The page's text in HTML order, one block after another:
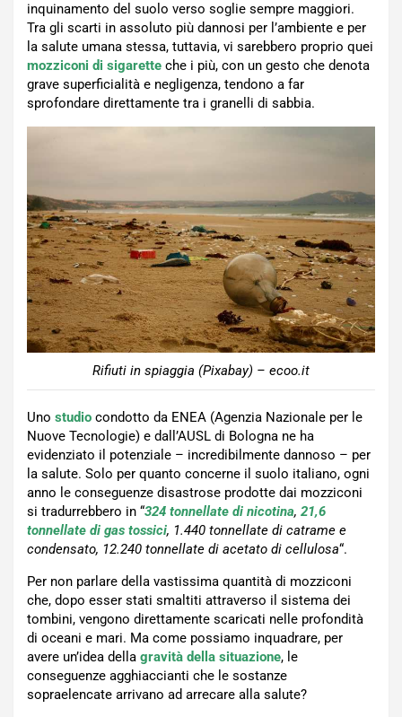
inquinamento del suolo verso soglie sempre maggiori.
Tra gli scarti in assoluto più dannosi per l’ambiente e per
la salute umana stessa, tuttavia, vi sarebbero proprio quei
mozziconi di sigarette che i più, con un gesto che denota
grave superficialità e negligenza, tendono a far
sprofondare direttamente tra i granelli di sabbia.
Rifiuti in spiaggia (Pixabay) – ecoo.it
Uno studio condotto da ENEA (Agenzia Nazionale per le
Nuove Tecnologie) e dall’AUSL di Bologna ne ha
evidenziato il potenziale – incredibilmente dannoso – per
la salute. Solo per quanto concerne il suolo italiano, ogni
anno le conseguenze disastrose prodotte dai mozziconi
si tradurrebbero in “324 tonnellate di nicotina, 21,6
tonnellate di gas tossici, 1.440 tonnellate di catrame e
condensato, 12.240 tonnellate di acetato di cellulosa“.
Per non parlare della vastissima quantità di mozziconi
che, dopo esser stati smaltiti attraverso il sistema dei
tombini, vengono direttamente scaricati nelle profondità
di oceani e mari. Ma come possiamo inquadrare, per
avere un’idea della gravità della situazione, le
conseguenze agghiaccianti che le sostanze
sopraelencate arrivano ad arrecare alla salute?